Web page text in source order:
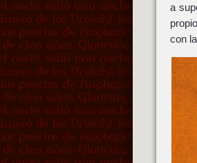
a
con